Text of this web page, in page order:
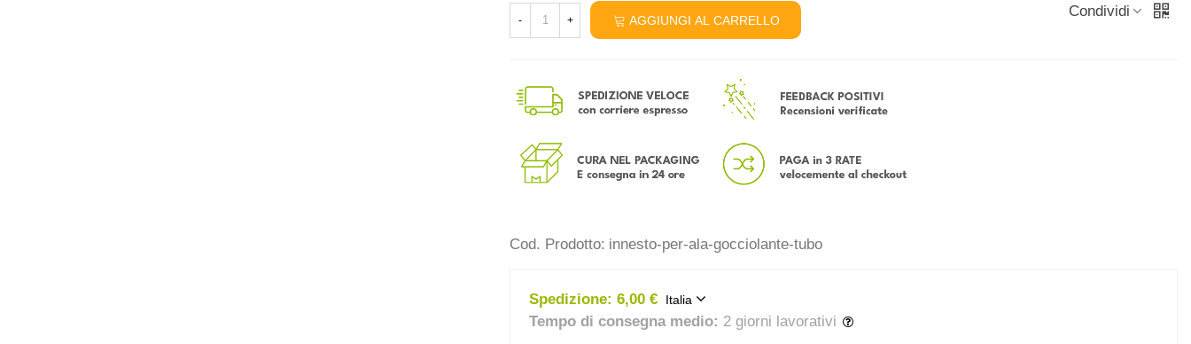
- + AGGIUNGI AL CARRELLO
Condividi
Cod. Prodotto: innesto-per-ala-gocciolante-tubo
Spedizione: 6,00 € Italia
Tempo di consegna medio: 2 giorni lavorativi